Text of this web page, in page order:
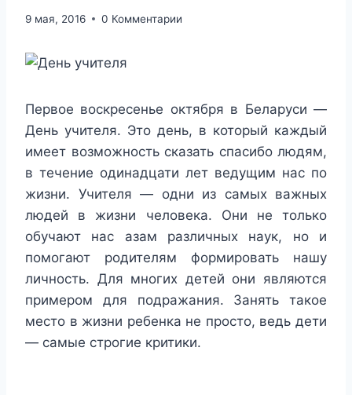
9 мая, 2016 0 Комментарии
Первое воскресенье октября в Беларуси —
День учителя. Это день, в который каждый
имеет возможность сказать спасибо людям,
в течение одинадцати лет ведущим нас по
жизни. Учителя — одни из самых важных
людей в жизни человека. Они не только
обучают нас азам различных наук, но и
помогают родителям формировать нашу
личность. Для многих детей они являются
примером для подражания. Занять такое
место в жизни ребенка не просто, ведь дети
— самые строгие критики.